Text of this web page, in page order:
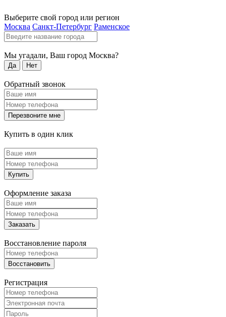
Выберите свой город или регион
Москва Санкт-Петербург Раменское
Мы угадали, Ваш город Москва?
Да Нет
Обратный звонок
Перезвоните мне
Купить в один клик
Купить
Оформление заказа
Заказать
Восстановление пароля
Восстановить
Регистрация